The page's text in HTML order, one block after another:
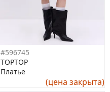
#596745
TOPTOP
Платье
(цена закрыта)